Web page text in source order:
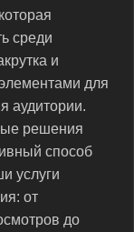
среди
и
для
аудитории.
решения
способ
услуги
от
до